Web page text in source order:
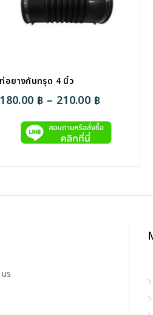
ท่อยางกันทรุด 4 นิ้ว
180.00 ฿ – 210.00 ฿Price
range:
180.00 ฿
210.00 ฿